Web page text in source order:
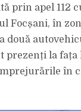
prin apel
în
două
la
în